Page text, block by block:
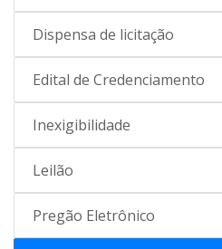
Dispensa de licitação
Edital de Credenciamento
Inexigibilidade
Leilão
Pregão Eletrônico